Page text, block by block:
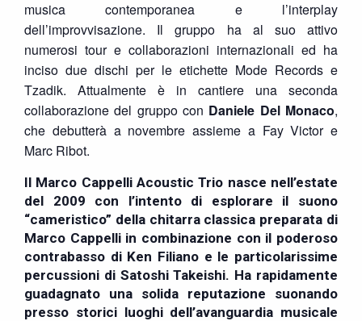
musica contemporanea e l’interplay
dell’improvvisazione. Il gruppo ha al suo attivo
numerosi tour e collaborazioni internazionali ed ha
inciso due dischi per le etichette Mode Records e
Tzadik. Attualmente è in cantiere una seconda
collaborazione del gruppo con Daniele Del Monaco,
che debutterà a novembre assieme a Fay Victor e
Marc Ribot.
Il Marco Cappelli Acoustic Trio nasce nell’estate
del 2009 con l’intento di esplorare il suono
“cameristico” della chitarra classica preparata di
Marco Cappelli in combinazione con il poderoso
contrabasso di Ken Filiano e le particolarissime
percussioni di Satoshi Takeishi. Ha rapidamente
guadagnato una solida reputazione suonando
presso storici luoghi dell’avanguardia musicale